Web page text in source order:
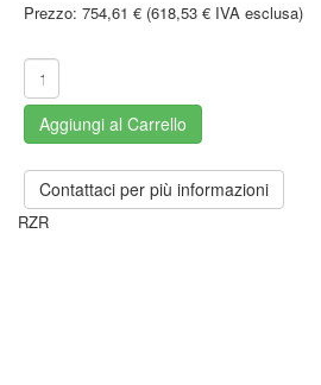
Prezzo: 754,61 € (618,53 € IVA esclusa)
Aggiungi al Carrello
Contattaci per più informazioni
RZR